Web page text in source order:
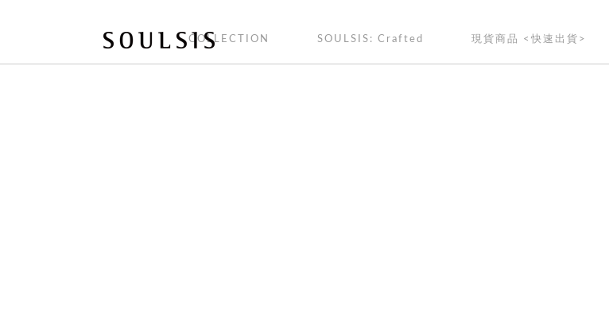
COLLECTION SOULSIS: Crafted 現貨商品 <快速出貨>